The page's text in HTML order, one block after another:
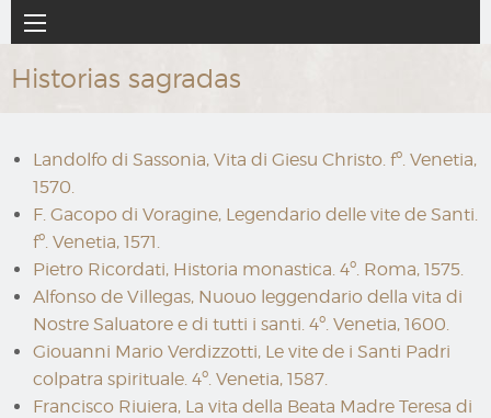
al
contenido
principal
Navegación
principal
Historias sagradas
Landolfo di Sassonia, Vita di Giesu Christo. fº. Venetia,
1570.
F. Gacopo di Voragine, Legendario delle vite de Santi.
fº. Venetia, 1571.
Pietro Ricordati, Historia monastica. 4º. Roma, 1575.
Alfonso de Villegas, Nuouo leggendario della vita di
Nostre Saluatore e di tutti i santi. 4º. Venetia, 1600.
Giouanni Mario Verdizzotti, Le vite de i Santi Padri
colpatra spirituale. 4º. Venetia, 1587.
Francisco Riuiera, La vita della Beata Madre Teresa di